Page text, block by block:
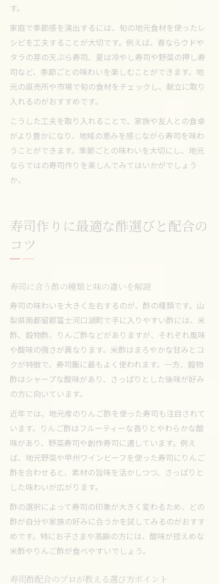
す。
家庭で季節感を演出するには、旬の地元食材を使ったレ
シピを工夫することが大切です。例えば、春ならウドや
タラの芽の天ぷら寿司、夏は冷やし寿司や野菜の押し寿
司など、季節ごとの味わいを楽しむことができます。地
元の直売所や市場で旬の食材をチェックし、献立に取り
入れるのがおすすめです。
こうした工夫を取り入れることで、家族や友人との食卓
がより豊かになり、地域の恵みを感じながら寿司を味わ
うことができます。季節ごとの味わいを大切にし、地元
ならではの寿司作りを楽しんでみてはいかがでしょう
か。
寿司作りに最適な酢選びと配合の
コツ
寿司に合う酢の種類と味の違いを解説
寿司の味わいを大きく左右するのが、酢の種類です。山
梨県南都留郡富士河口湖町で手に入りやすい酢には、米
酢、穀物酢、りんご酢などがありますが、それぞれ風味
や酸味の強さが異なります。米酢はまろやかな甘みとコ
クが特徴で、寿司飯に最もよく使われます。一方、穀物
酢はシャープな酸味があり、さっぱりとした後味が好み
の方に向いています。
近年では、地元産のりんご酢を使った寿司も注目されて
います。りんご酢はフルーティーな香りとやわらかな酸
味があり、野菜寿司や創作寿司に適しています。例え
ば、地元野菜や甲州ワインビーフを使った寿司にりんご
酢を合わせると、素材の旨味を活かしつつ、さっぱりと
した味わいが広がります。
酢の選択によって寿司の印象が大きく変わるため、どの
酢が自分や家族の好みに合うかを試してみるのがおすす
めです。特にお子さまや高齢の方には、酸味が控えめな
米酢やりんご酢が食べやすいでしょう。
寿司酢配合のプロが教える選び方ポイント